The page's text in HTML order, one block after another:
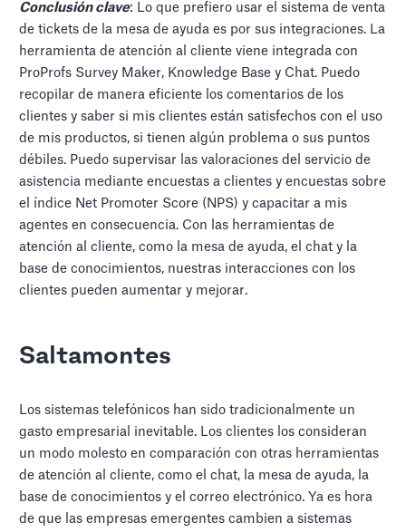
Conclusión clave: Lo que prefiero usar el sistema de venta
de tickets de la mesa de ayuda es por sus integraciones. La
herramienta de atención al cliente viene integrada con
ProProfs Survey Maker, Knowledge Base y Chat. Puedo
recopilar de manera eficiente los comentarios de los
clientes y saber si mis clientes están satisfechos con el uso
de mis productos, si tienen algún problema o sus puntos
débiles. Puedo supervisar las valoraciones del servicio de
asistencia mediante encuestas a clientes y encuestas sobre
el índice Net Promoter Score (NPS) y capacitar a mis
agentes en consecuencia. Con las herramientas de
atención al cliente, como la mesa de ayuda, el chat y la
base de conocimientos, nuestras interacciones con los
clientes pueden aumentar y mejorar.
Saltamontes
Los sistemas telefónicos han sido tradicionalmente un
gasto empresarial inevitable. Los clientes los consideran
un modo molesto en comparación con otras herramientas
de atención al cliente, como el chat, la mesa de ayuda, la
base de conocimientos y el correo electrónico. Ya es hora
de que las empresas emergentes cambien a sistemas